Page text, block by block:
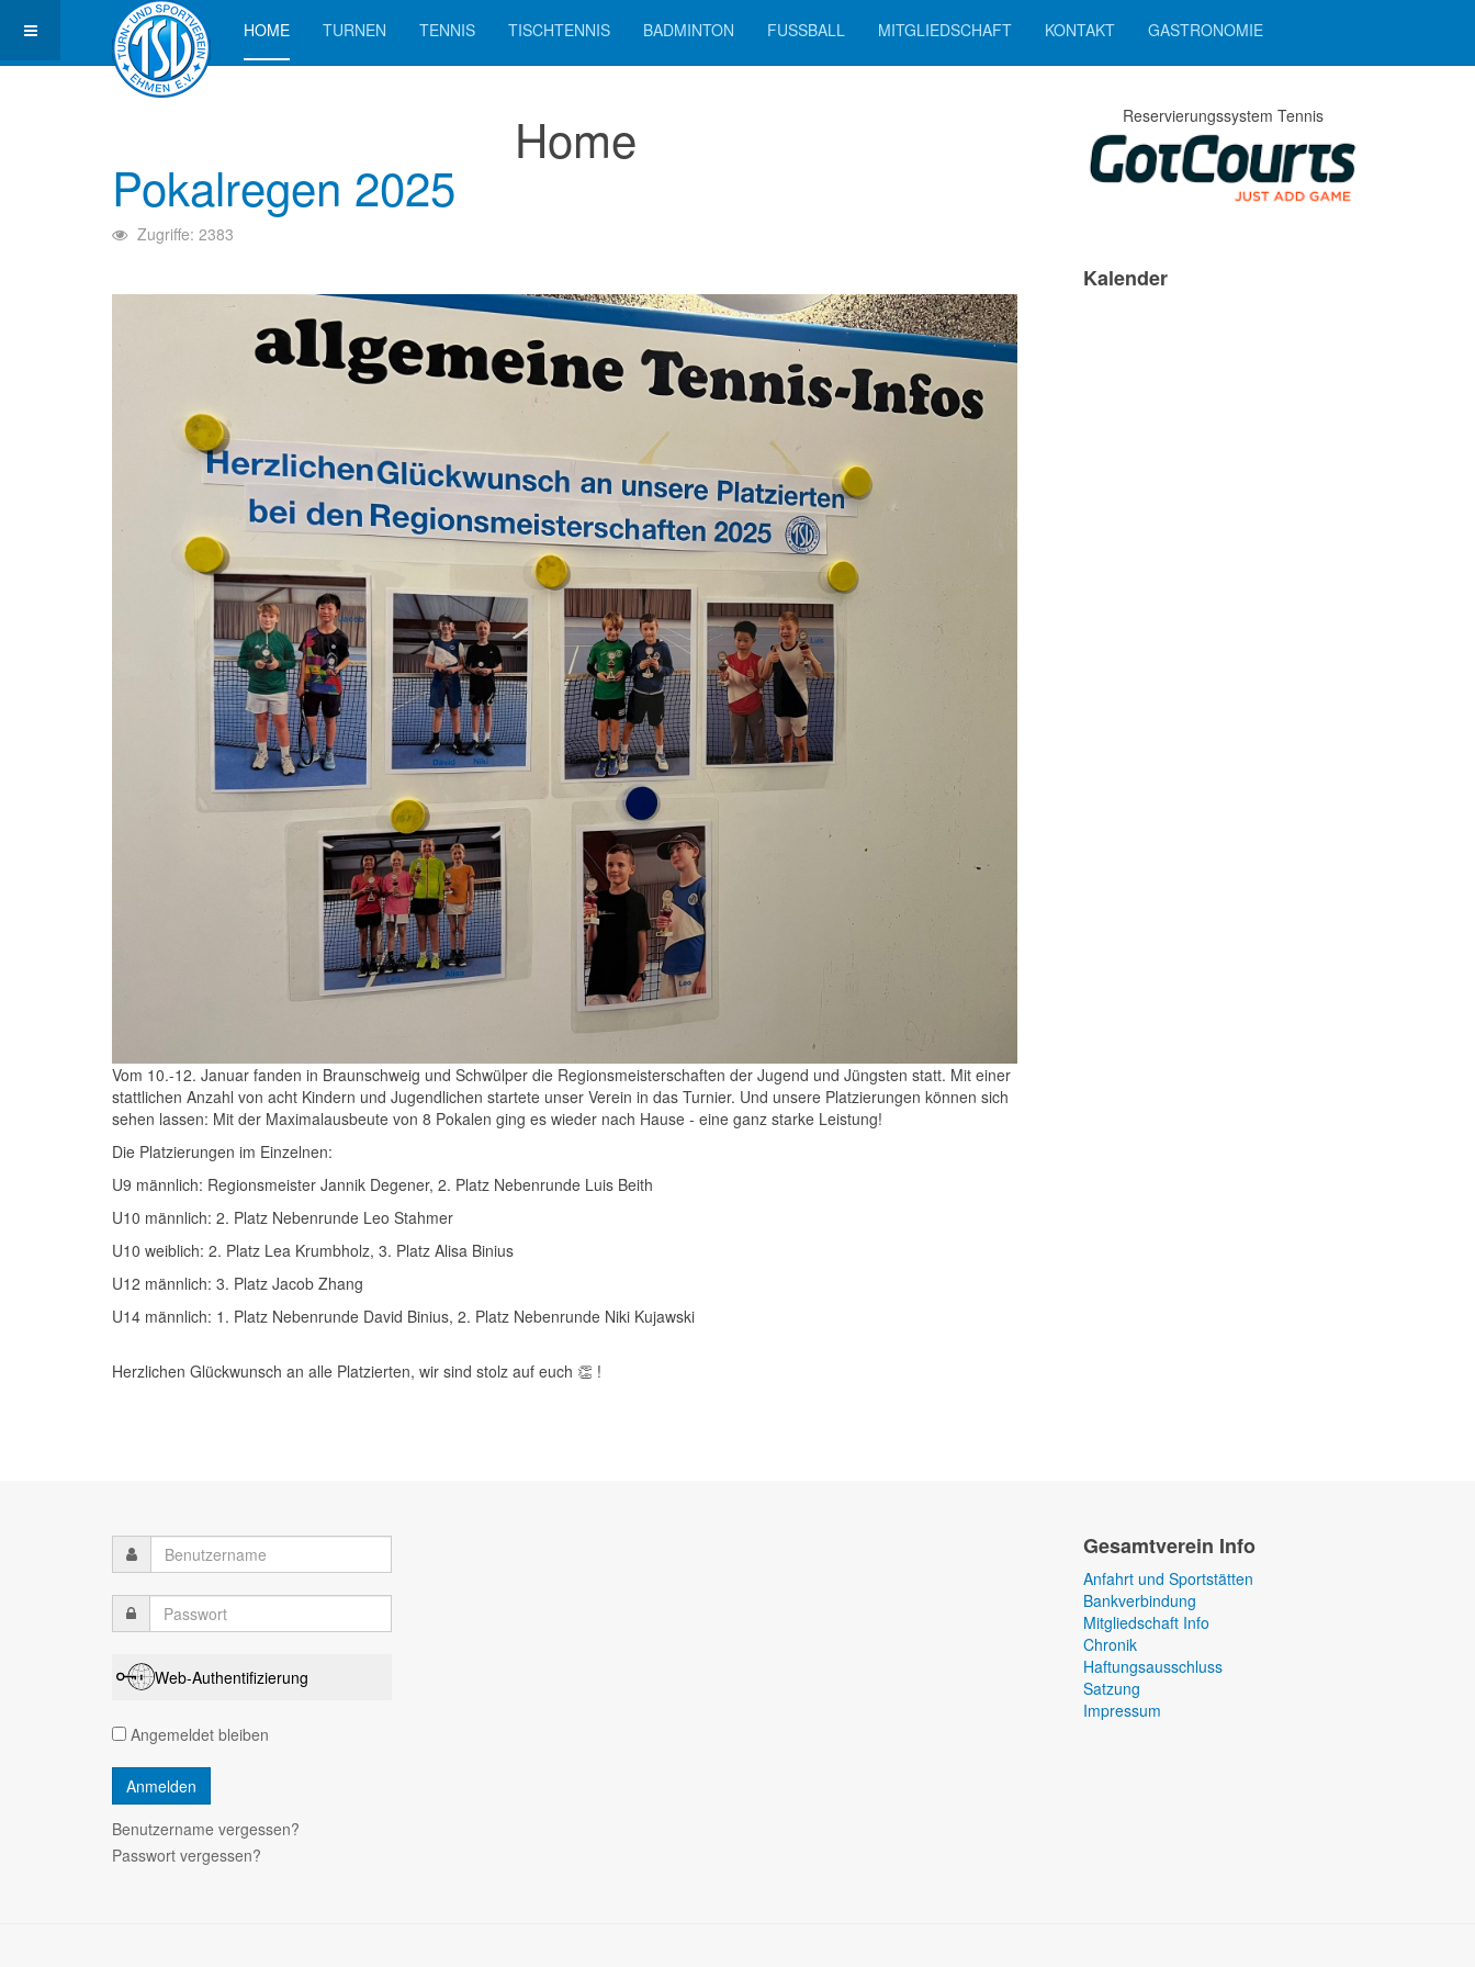
HOME TURNEN TENNIS TISCHTENNIS BADMINTON FUSSBALL MITGLIEDSCHAFT KONTAKT GASTRONOMIE
Home
Pokalregen 2025
Zugriffe: 2383
Vom 10.-12. Januar fanden in Braunschweig und Schwülper die Regionsmeisterschaften der Jugend und Jüngsten statt. Mit einer
stattlichen Anzahl von acht Kindern und Jugendlichen startete unser Verein in das Turnier. Und unsere Platzierungen können sich
sehen lassen: Mit der Maximalausbeute von 8 Pokalen ging es wieder nach Hause - eine ganz starke Leistung!
Die Platzierungen im Einzelnen:
U9 männlich: Regionsmeister Jannik Degener, 2. Platz Nebenrunde Luis Beith
U10 männlich: 2. Platz Nebenrunde Leo Stahmer
U10 weiblich: 2. Platz Lea Krumbholz, 3. Platz Alisa Binius
U12 männlich: 3. Platz Jacob Zhang
U14 männlich: 1. Platz Nebenrunde David Binius, 2. Platz Nebenrunde Niki Kujawski
Herzlichen Glückwunsch an alle Platzierten, wir sind stolz auf euch 👏 !
Reservierungssystem Tennis
Kalender
Web-Authentifizierung
Angemeldet bleiben
Benutzername vergessen?
Passwort vergessen?
Gesamtverein Info
Anfahrt und Sportstätten
Bankverbindung
Mitgliedschaft Info
Chronik
Haftungsausschluss
Satzung
Impressum